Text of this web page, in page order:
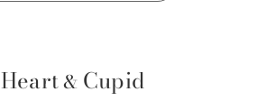
Heart& Cupid